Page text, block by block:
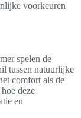
voorkeuren
spelen de
tussen natuurlijke
comfort als de
deze
en